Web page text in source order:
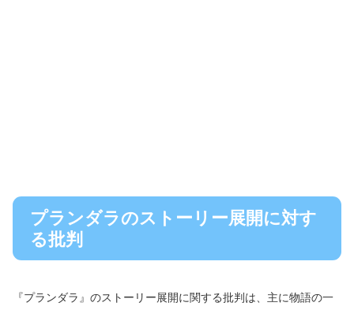
プランダラのストーリー展開に対す
る批判
『プランダラ』のストーリー展開に関する批判は、主に物語の一